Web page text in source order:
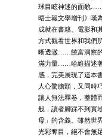
球目眩神迷的面貌
晤士報文學增刊》嘆
成就在書籍、電影和
方式觀看世界和我們
晰透澈……饒富洞察
滿力量……哈維描述
感，完美展現了這本
人心驚膽顫，又同
讓人無法釋卷，整體
般，讀者腳踩不到實
母」的含義。雖然世
光彩奪目，絕不會無